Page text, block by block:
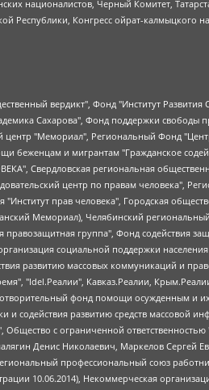
националистов, Черный Комитет,
Республики, Конгресс ойрат-калмыцкого
Валерия Валерьевна, Заговора Максим Александрович, Межрегиональное общественное движение "Российская ЛГБТ - сеть", Оленичев Максим Владимирович, Павлов Иван Юрьевич, Скворцова Елена Сергеевна, Общество с ограниченной ответственностью "Как бы инагент", Кочетков Игорь Викторович, Общество с ограниченной ответственностью "Честные выборы", Еланчик Олег Александрович, Общество с ограниченной ответственностью "Нобелевский призыв", Гималова Регина Эмилевна, Григорьев Андрей Валерьевич, Григорьева Алина Александровна, Ассоциация по содействию защите прав призывников, альтернативнослужащих и военнослужащих "Правозащитная группа "Гражданин.Армия.Право", Хисамова Регина Фаритовна, Автономная некоммерческая организация по реализации социально-правовых программ "Лилит", Дальневосточное общественное движение "Маяк", Санкт-Петербургская ЛГБТ-инициативная группа "Выход", Инициативная группа ЛГБТ+ "Реверс", Алексеев Андрей Викторович, Бекбулатова Таисия Львовна, Беляев Иван Михайлович, Владыкина Елена Сергеевна, Гельман Марат Александрович, Никульшина Вероника Юрьевна, Толоконникова Надежда Андреевна, Шендерович Виктор Анатольевич, Общество с ограниченной ответственностью "Данное сообщение", Общество с ограниченной ответственностью Издательский дом "Новая глава", Айнбиндер Александра Александровна, Московский комьюнити-центр для ЛГБТ+инициатив, Благотворительный фонд развития филантропии, Deutsche Welle (Германия, Kurt-Schumacher-Strasse 3, 53113 Bonn), Борзунова Мария Михайловна, Воробьев Виктор Викторович, Голубева Анна Львовна, Константинова Алла Михайловна, Малкова Ирина Владимировна, Мурадов Мурад Абдулгалимович, Осетинская Елизавета Николаевна, Понасенков Евгений Николаевич, Ганапольский Матвей Юрьевич, Киселев Евгений Алексеевич, Борухович Ирина Григорьевна, Дремин Иван Тимофеевич, Дубровский Дмитрий Викторович, Красноярская региональная общественная